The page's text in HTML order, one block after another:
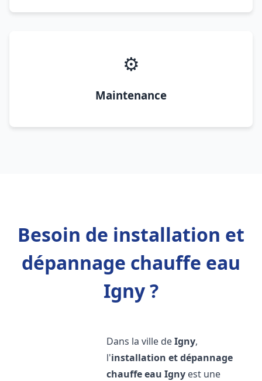
⚙️
Maintenance
Besoin de installation et
dépannage chauffe eau
Igny ?
Dans la ville deIgny,
l'installation et dépannage
chauffe eau Igny est une